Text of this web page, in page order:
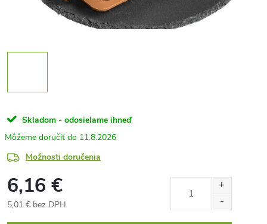
Skladom - odosielame ihneď
11.8.2026
Možnosti doručenia
6,16 €
5,01 € bez DPH